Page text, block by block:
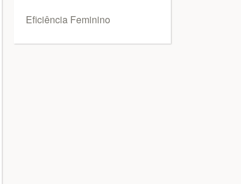
Eficiência Feminino